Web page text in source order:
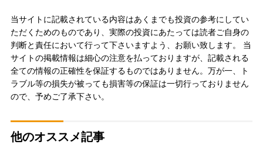
当サイトに記載されている内容はあくまでも投資の参考にしてい
ただくためのものであり、実際の投資にあたっては読者ご自身の
判断と責任において行って下さいますよう、お願い致します。 当
サイトの掲載情報は細心の注意を払っておりますが、記載される
全ての情報の正確性を保証するものではありません。万が一、ト
ラブル等の損失が被っても損害等の保証は一切行っておりません
ので、予めご了承下さい。
他のオススメ記事